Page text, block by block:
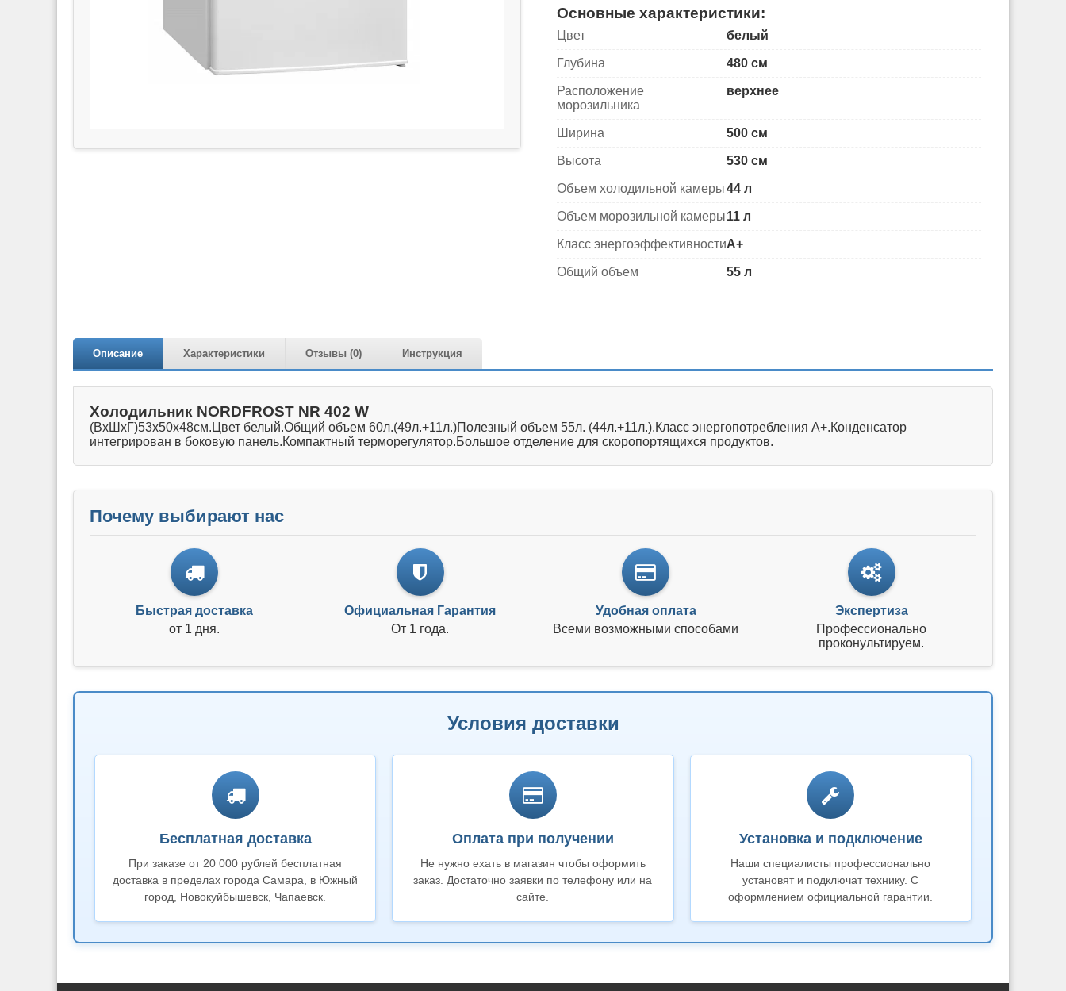
Основные характеристики:
Цвет белый
Глубина 480 см
Расположение
морозильника
верхнее
Ширина 500 см
Высота 530 см
Объем холодильной камеры44 л
Объем морозильной камеры11 л
Класс энергоэффективностиA+
Общий объем 55 л
Описание Характеристики Отзывы (0) Инструкция
Холодильник NORDFROST NR 402 W
(ВхШхГ)53х50х48см.Цвет белый.Общий объем 60л.(49л.+11л.)Полезный объем 55л. (44л.+11л.).Класс энергопотребления А+.Конденсатор
интегрирован в боковую панель.Компактный терморегулятор.Большое отделение для скоропортящихся продуктов.
Почему выбирают нас
Быстрая доставка
от 1 дня.
Официальная Гарантия
От 1 года.
Удобная оплата
Всеми возможными способами
Экспертиза
Профессионально
проконультируем.
Условия доставки
Бесплатная доставка
При заказе от 20 000 рублей бесплатная
доставка в пределах города Самара, в Южный
город, Новокуйбышевск, Чапаевск.
Оплата при получении
Не нужно ехать в магазин чтобы оформить
заказ. Достаточно заявки по телефону или на
сайте.
Установка и подключение
Наши специалисты профессионально
установят и подключат технику. С
оформлением официальной гарантии.